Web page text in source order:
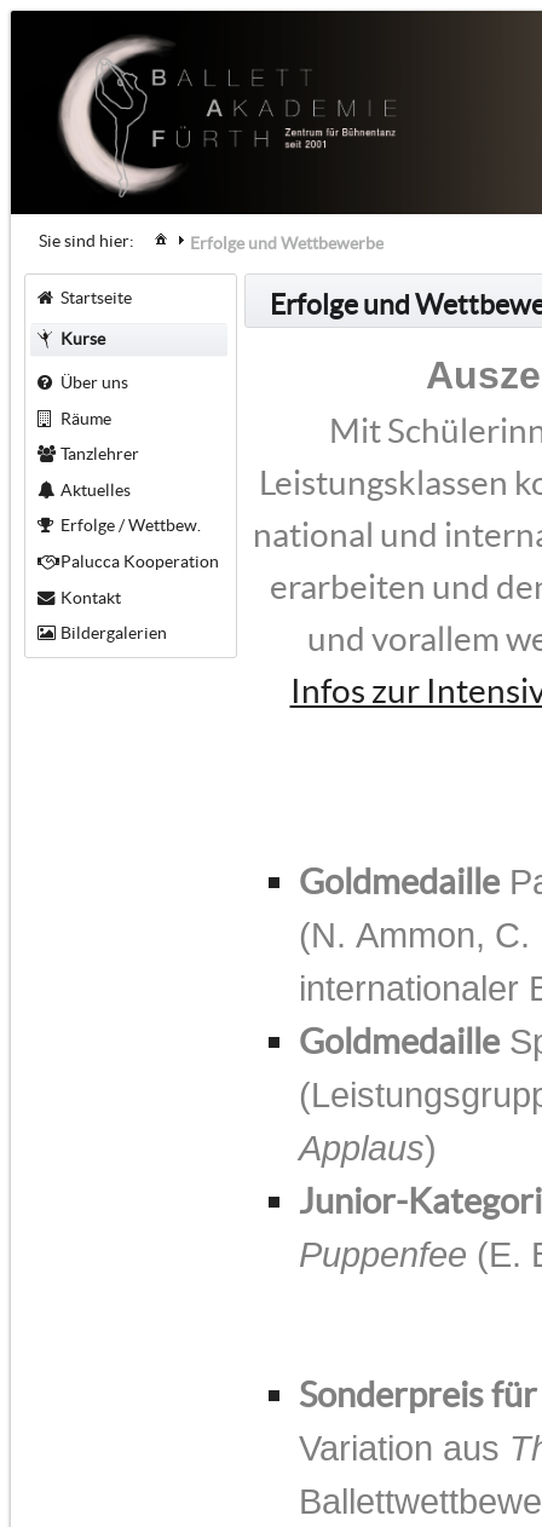
Sie sind hier: Erfolge und Wettbewerbe
Startseite
Kurse
Über uns
Räume
Tanzlehrer
Aktuelles
Erfolge / Wettbew.
Palucca Kooperation
Kontakt
Bildergalerien
Erfolge und
Mit
Leistungsklassen
national und
erarbeiten und
und vorallem
Infos zur
Goldmedaille
(N. Ammon, C.
internationaler
Goldmedaille
Applaus)
Junior-
Puppenfee (E.
Sonderpreis
Variation aus